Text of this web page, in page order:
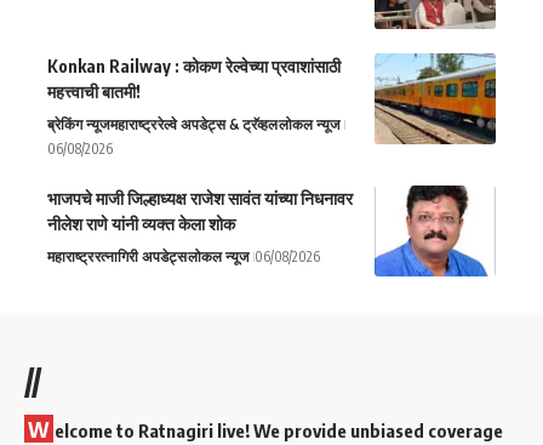
Konkan Railway : कोकण रेल्वेच्या प्रवाशांसाठी
महत्त्वाची बातमी!
ब्रेकिंग न्यूजमहाराष्ट्ररेल्वे अपडेट्स & ट्रॅव्हललोकल न्यूज
06/08/2026
भाजपचे माजी जिल्हाध्यक्ष राजेश सावंत यांच्या निधनावर
नीलेश राणे यांनी व्यक्त केला शोक
महाराष्ट्ररत्नागिरी अपडेट्सलोकल न्यूज 06/08/2026
//
W elcome to Ratnagiri live! We provide unbiased coverage